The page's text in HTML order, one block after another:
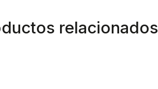
relacionados